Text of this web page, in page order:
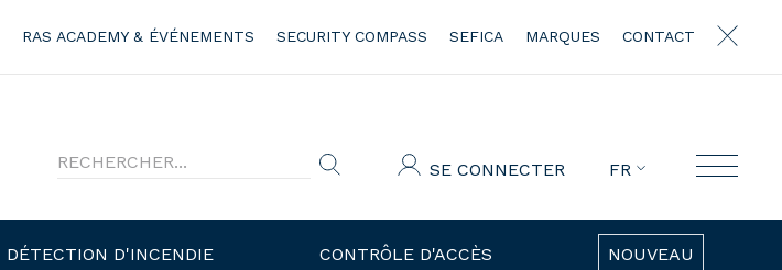
RAS ACADEMY & ÉVÉNEMENTS SECURITY COMPASS SEFICA MARQUES CONTACT
SE CONNECTER FR
DÉTECTION D'INCENDIE CONTRÔLE D'ACCÈS NOUVEAU